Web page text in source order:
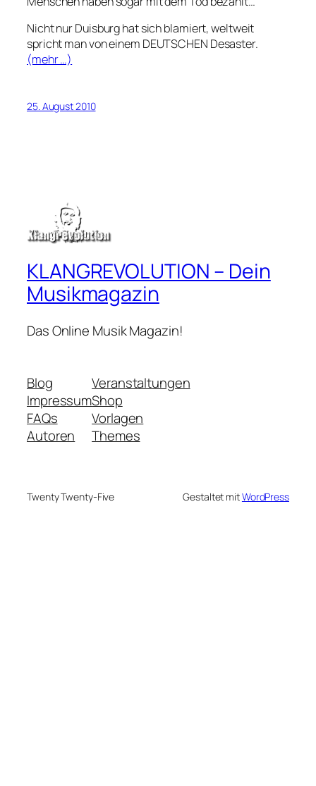
Nicht nur Duisburg hat sich blamiert, weltweit
spricht man von einem DEUTSCHEN Desaster.
(mehr …)
25. August 2010
KLANGREVOLUTION – Dein
Musikmagazin
Das Online Musik Magazin!
Blog
Impressum
FAQs
Autoren
Veranstaltungen
Shop
Vorlagen
Themes
Twenty Twenty-Five Gestaltet mitWordPress